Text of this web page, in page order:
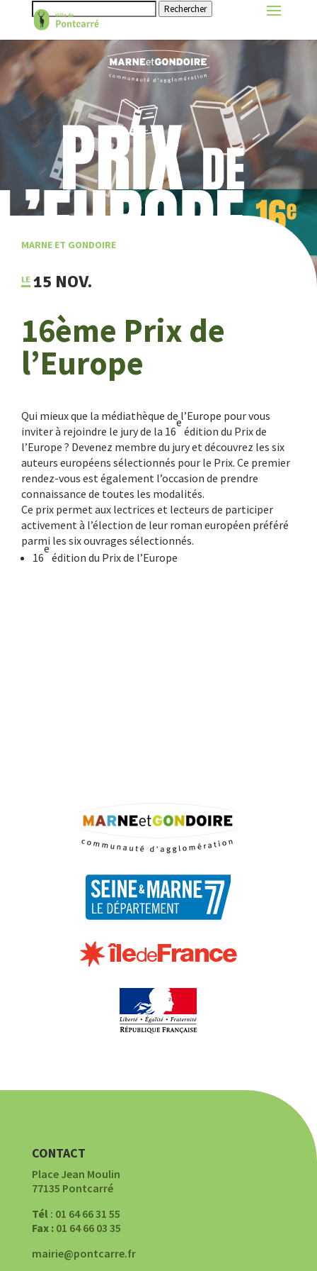
Rechercher
MARNE ET GONDOIRE
15 NOV.
16ème Prix de
l’Europe
Qui mieux que la médiathèque de l’Europe pour vous
inviter à rejoindre le jury de la 16
e
édition du Prix de
l’Europe ? Devenez membre du jury et découvrez les six
auteurs européens sélectionnés pour le Prix. Ce premier
rendez-vous est également l’occasion de prendre
connaissance de toutes les modalités.
Ce prix permet aux lectrices et lecteurs de participer
activement à l’élection de leur roman européen préféré
parmi les six ouvrages sélectionnés.
16
e
édition du Prix de l’Europe
CONTACT
Place Jean Moulin
77135 Pontcarré
Tél: 01 64 66 31 55
Fax :01 64 66 03 35
mairie@pontcarre.fr